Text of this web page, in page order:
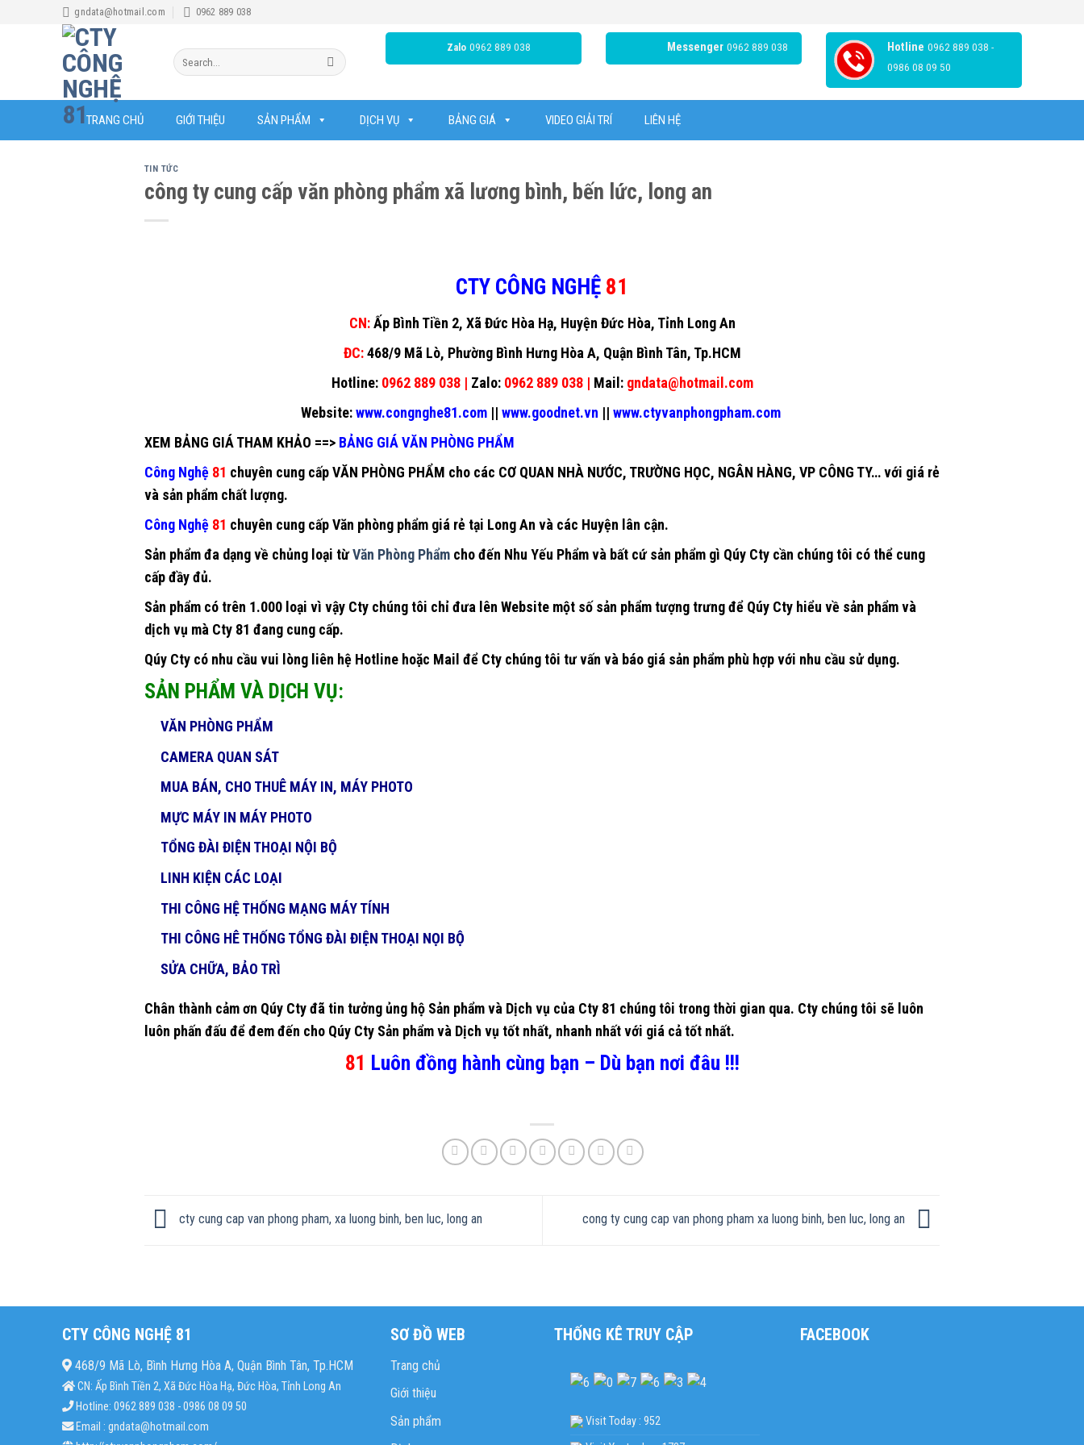
gndata@hotmail.com 0962 889 038
Search
for:
Zalo 0962 889 038 Messenger 0962 889 038 Hotline 0962 889 038 -
0986 08 09 50
TRANG CHỦ GIỚI THIỆU SẢN PHẨM DỊCH VỤ BẢNG GIÁ VIDEO GIẢI TRÍ LIÊN HỆ
TIN TỨC
công ty cung cấp văn phòng phẩm xã lương bình, bến lức, long an
CTY CÔNG NGHỆ 81
CN: Ấp Bình Tiền 2, Xã Đức Hòa Hạ, Huyện Đức Hòa, Tỉnh Long An
ĐC: 468/9 Mã Lò, Phường Bình Hưng Hòa A, Quận Bình Tân, Tp.HCM
Hotline:0962 889 038 | Zalo:0962 889 038 | Mail:gndata@hotmail.com
Website:www.congnghe81.com || www.goodnet.vn || www.ctyvanphongpham.com
XEM BẢNG GIÁ THAM KHẢO ==> BẢNG GIÁ VĂN PHÒNG PHẨM
Công Nghệ 81 chuyên cung cấpVĂN PHÒNG PHẨM cho các CƠ QUAN NHÀ NƯỚC, TRƯỜNG HỌC, NGÂN HÀNG, VP CÔNG TY… với giá rẻ
và sản phẩm chất lượng.
Công Nghệ 81 chuyên cung cấpVăn phòng phẩm giá rẻ tại Long An và các Huyện lân cận.
Sản phẩm đa dạng về chủng loại từVăn Phòng Phẩmcho đến Nhu Yếu Phẩm và bất cứ sản phẩm gì Qúy Cty cần chúng tôi có thể cung
cấp đầy đủ.
Sản phẩm có trên 1.000 loại vì vậy Cty chúng tôi chỉ đưa lên Website một số sản phẩm tượng trưng để Qúy Cty hiểu về sản phẩm và
dịch vụ mà Cty 81 đang cung cấp.
Qúy Cty có nhu cầu vui lòng liên hệ Hotline hoặc Mail để Cty chúng tôi tư vấn và báo giá sản phẩm phù hợp với nhu cầu sử dụng.
SẢN PHẨM VÀ DỊCH VỤ:
VĂN PHÒNG PHẨM
CAMERA QUAN SÁT
MUA BÁN, CHO THUÊ MÁY IN, MÁY PHOTO
MỰC MÁY IN MÁY PHOTO
TỔNG ĐÀI ĐIỆN THOẠI NỘI BỘ
LINH KIỆN CÁC LOẠI
THI CÔNG HỆ THỐNG MẠNG MÁY TÍNH
THI CÔNG HÊ THỐNG TỔNG ĐÀI ĐIỆN THOẠI NỌI BỘ
SỬA CHỮA, BẢO TRÌ
Chân thành cảm ơn Qúy Cty đã tin tưởng ủng hộ Sản phẩm và Dịch vụ của Cty 81 chúng tôi trong thời gian qua. Cty chúng tôi sẽ luôn
luôn phấn đấu để đem đến cho Qúy Cty Sản phẩm và Dịch vụ tốt nhất, nhanh nhất với giá cả tốt nhất.
81 Luôn đồng hành cùng bạn – Dù bạn nơi đâu !!!
cty cung cap van phong pham, xa luong binh, ben luc, long an cong ty cung cap van phong pham xa luong binh, ben luc, long an
CTY CÔNG NGHỆ 81
468/9 Mã Lò, Bình Hưng Hòa A, Quận Bình Tân, Tp.HCM
CN: Ấp Bình Tiền 2, Xã Đức Hòa Hạ, Đức Hòa, Tỉnh Long An
Hotline: 0962 889 038 - 0986 08 09 50
Email : gndata@hotmail.com
SƠ ĐỒ WEB
Trang chủ
Giới thiệu
Sản phẩm
THỐNG KÊ TRUY CẬP
Visit Today : 952
FACEBOOK